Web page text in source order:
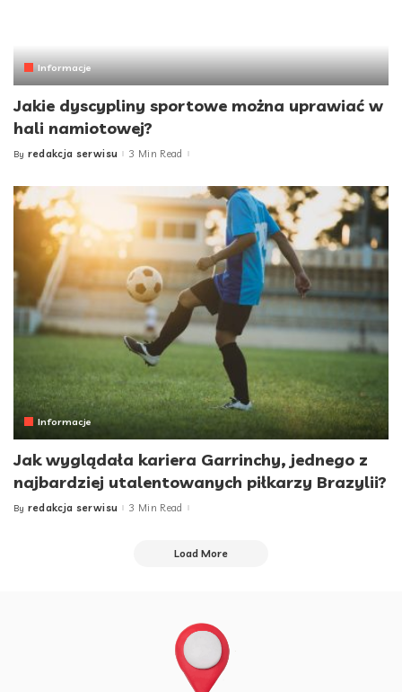
Informacje
Jakie dyscypliny sportowe można uprawiać w
hali namiotowej?
Posted
By redakcja serwisu 3 Min Read
Informacje
Jak wyglądała kariera Garrinchy, jednego z
najbardziej utalentowanych piłkarzy Brazylii?
Posted
By redakcja serwisu 3 Min Read
Load More